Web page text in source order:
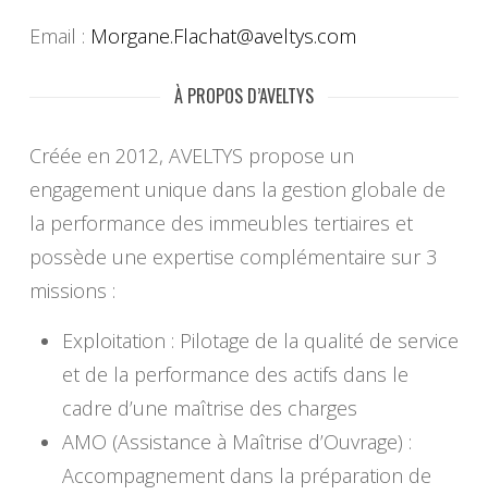
Email : Morgane.Flachat@aveltys.com
À PROPOS D’AVELTYS
Créée en 2012, AVELTYS propose un
engagement unique dans la gestion globale de
la performance des immeubles tertiaires et
possède une expertise complémentaire sur 3
missions :
Exploitation : Pilotage de la qualité de service
et de la performance des actifs dans le
cadre d’une maîtrise des charges
AMO (Assistance à Maîtrise d’Ouvrage) :
Accompagnement dans la préparation de